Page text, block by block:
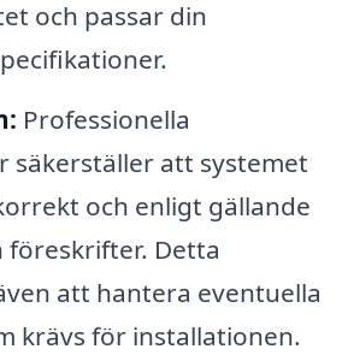
och passar din
Professionella
säkerställer att systemet
och enligt gällande
föreskrifter. Detta
att hantera eventuella
krävs för installationen.